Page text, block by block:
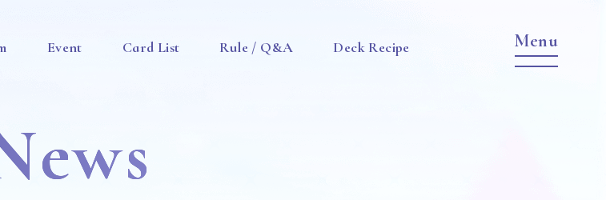
Event Card List Rule / Q&A Deck Recipe